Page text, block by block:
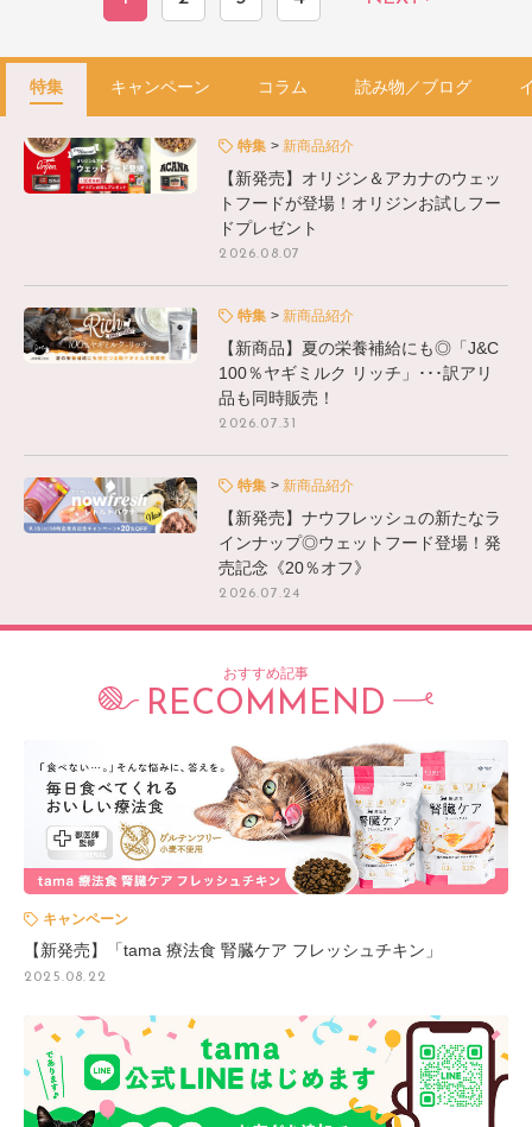
特集 キャンペーン コラム 読み物／ブログ
特集 新商品紹介
【新発売】オリジン＆アカナのウェッ
トフードが登場！オリジンお試しフー
ドプレゼント
2026.08.07
特集 新商品紹介
【新商品】夏の栄養補給にも◎「J&C
100％ヤギミルク リッチ」･･･訳アリ
品も同時販売！
2026.07.31
特集 新商品紹介
【新発売】ナウフレッシュの新たなラ
インナップ◎ウェットフード登場！発
売記念《20％オフ》
2026.07.24
おすすめ記事
RECOMMEND
キャンペーン
【新発売】「tama 療法食 腎臓ケア フレッシュチキン」
2025.08.22